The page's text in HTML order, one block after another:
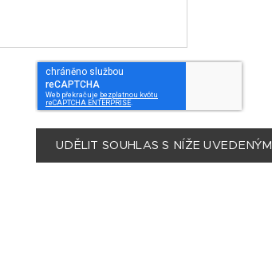
UDĚLIT SOUHLAS S NÍŽE UVEDENÝM